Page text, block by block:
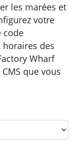
les marées et
votre
code
des
Wharf
que vous